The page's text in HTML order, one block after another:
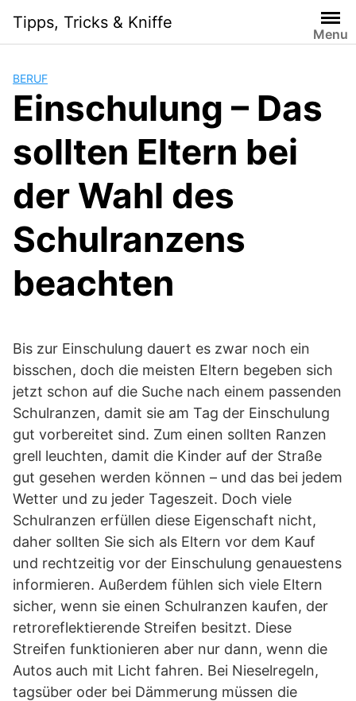
content
Tipps, Tricks & Kniffe
Menu
BERUF
Einschulung – Das
sollten Eltern bei
der Wahl des
Schulranzens
beachten
Bis zur Einschulung dauert es zwar noch ein
bisschen, doch die meisten Eltern begeben sich
jetzt schon auf die Suche nach einem passenden
Schulranzen, damit sie am Tag der Einschulung
gut vorbereitet sind. Zum einen sollten Ranzen
grell leuchten, damit die Kinder auf der Straße
gut gesehen werden können – und das bei jedem
Wetter und zu jeder Tageszeit. Doch viele
Schulranzen erfüllen diese Eigenschaft nicht,
daher sollten Sie sich als Eltern vor dem Kauf
und rechtzeitig vor der Einschulung genauestens
informieren. Außerdem fühlen sich viele Eltern
sicher, wenn sie einen Schulranzen kaufen, der
retroreflektierende Streifen besitzt. Diese
Streifen funktionieren aber nur dann, wenn die
Autos auch mit Licht fahren. Bei Nieselregeln,
tagsüber oder bei Dämmerung müssen die